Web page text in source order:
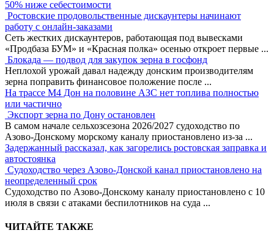
50% ниже себестоимости
Ростовские продовольственные дискаунтеры начинают
работу с онлайн-заказами
Сеть жестких дискаунтеров, работающая под вывесками
«Продбаза БУМ» и «Красная полка» осенью откроет первые ...
Блокада — подвод для закупок зерна в госфонд
Неплохой урожай давал надежду донским производителям
зерна поправить финансовое положение после ...
На трассе М4 Дон на половине АЗС нет топлива полностью
или частично
Экспорт зерна по Дону остановлен
В самом начале сельхозсезона 2026/2027 судоходство по
Азово-Донскому морскому каналу приостановлено из-за ...
Задержанный рассказал, как загорелись ростовская заправка и
автостоянка
Судоходство через Азово-Донской канал приостановлено на
неопределенный срок
Судоходство по Азово-Донскому каналу приостановлено с 10
июля в связи с атаками беспилотников на суда ...
ЧИТАЙТЕ ТАКЖЕ